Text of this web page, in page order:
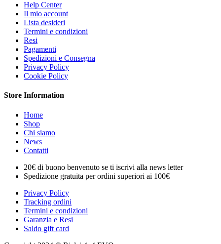
Help Center
Il mio account
Lista desideri
Termini e condizioni
Resi
Pagamenti
Spedizioni e Consegna
Privacy Policy
Cookie Policy
Store Information
Home
Shop
Chi siamo
News
Contatti
20€ di buono benvenuto se ti iscrivi alla news letter
Spedizione gratuita per ordini superiori ai 100€
Privacy Policy
Tracking ordini
Termini e condizioni
Garanzia e Resi
Saldo gift card